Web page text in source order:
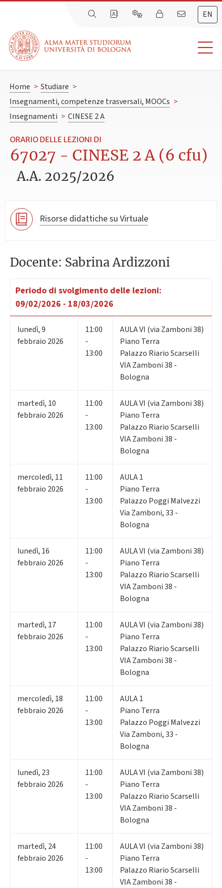
EN
Home > Studiare >
Insegnamenti, competenze trasversali, MOOCs >
Insegnamenti > CINESE 2 A
ORARIO DELLE LEZIONI DI
67027 - CINESE 2 A (6 cfu)
A.A. 2025/2026
Risorse didattiche su Virtuale
Docente: Sabrina Ardizzoni
Periodo di svolgimento delle lezioni:
09/02/2026 - 18/03/2026
lunedì,9
febbraio 2026
11:00
-
13:00
AULA VI (via Zamboni 38)
Piano Terra
Palazzo Riario Scarselli
VIA Zamboni 38 -
Bologna
martedì, 10
febbraio 2026
11:00
-
13:00
AULA VI (via Zamboni 38)
Piano Terra
Palazzo Riario Scarselli
VIA Zamboni 38 -
Bologna
mercoledì, 11
febbraio 2026
11:00
-
13:00
AULA 1
Piano Terra
Palazzo Poggi Malvezzi
Via Zamboni, 33 -
Bologna
lunedì, 16
febbraio 2026
11:00
-
13:00
AULA VI (via Zamboni 38)
Piano Terra
Palazzo Riario Scarselli
VIA Zamboni 38 -
Bologna
martedì, 17
febbraio 2026
11:00
-
13:00
AULA VI (via Zamboni 38)
Piano Terra
Palazzo Riario Scarselli
VIA Zamboni 38 -
Bologna
mercoledì, 18
febbraio 2026
11:00
-
13:00
AULA 1
Piano Terra
Palazzo Poggi Malvezzi
Via Zamboni, 33 -
Bologna
lunedì, 23
febbraio 2026
11:00
-
13:00
AULA VI (via Zamboni 38)
Piano Terra
Palazzo Riario Scarselli
VIA Zamboni 38 -
Bologna
martedì, 24
febbraio 2026
11:00
-
13:00
AULA VI (via Zamboni 38)
Piano Terra
Palazzo Riario Scarselli
VIA Zamboni 38 -